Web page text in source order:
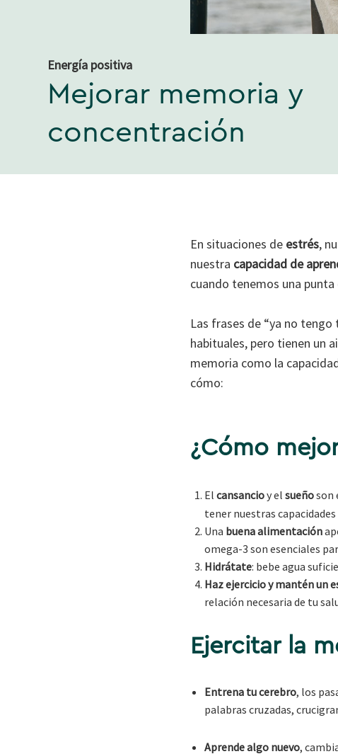
Energía positiva
Mejorar memoria y
concentración
En situaciones de estrés,
nuestra capacidad de
cuando tenemos una
Las frases de “ya no
habituales, pero tienen un
memoria como la
cómo:
¿Cómo
El cansancioy el sueñoson
tener nuestras
Una buena alimentación
omega-3 son esenciales
Hidrátate: bebe agua
Haz ejercicio y mantén un
relación necesaria de tu
Ejercitar la
Entrena tu cerebro, los
palabras cruzadas,
Aprende algo nuevo,